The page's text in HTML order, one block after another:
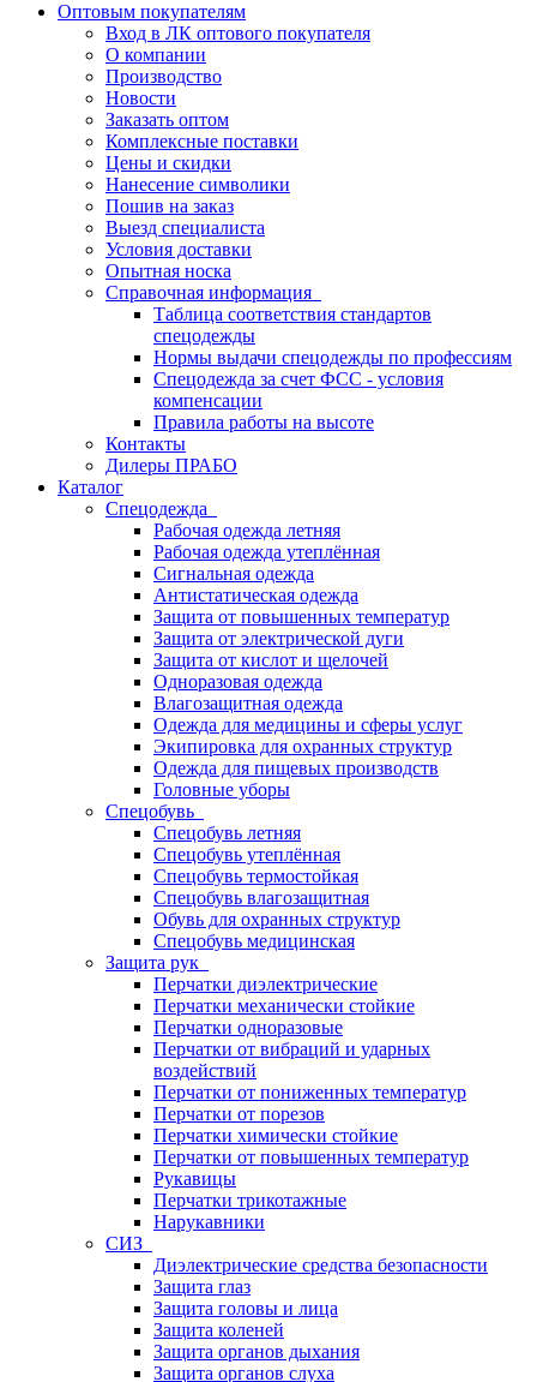
Оптовым покупателям
Вход в ЛК оптового покупателя
О компании
Производство
Новости
Заказать оптом
Комплексные поставки
Цены и скидки
Нанесение символики
Пошив на заказ
Выезд специалиста
Условия доставки
Опытная носка
Справочная информация
Таблица соответствия стандартов
спецодежды
Нормы выдачи спецодежды по профессиям
Спецодежда за счет ФСС - условия
компенсации
Правила работы на высоте
Контакты
Дилеры ПРАБО
Каталог
Спецодежда
Рабочая одежда летняя
Рабочая одежда утеплённая
Сигнальная одежда
Антистатическая одежда
Защита от повышенных температур
Защита от электрической дуги
Защита от кислот и щелочей
Одноразовая одежда
Влагозащитная одежда
Одежда для медицины и сферы услуг
Экипировка для охранных структур
Одежда для пищевых производств
Головные уборы
Спецобувь
Спецобувь летняя
Спецобувь утеплённая
Спецобувь термостойкая
Спецобувь влагозащитная
Обувь для охранных структур
Спецобувь медицинская
Защита рук
Перчатки диэлектрические
Перчатки механически стойкие
Перчатки одноразовые
Перчатки от вибраций и ударных
воздействий
Перчатки от пониженных температур
Перчатки от порезов
Перчатки химически стойкие
Перчатки от повышенных температур
Рукавицы
Перчатки трикотажные
Нарукавники
СИЗ
Диэлектрические средства безопасности
Защита глаз
Защита головы и лица
Защита коленей
Защита органов дыхания
Защита органов слуха